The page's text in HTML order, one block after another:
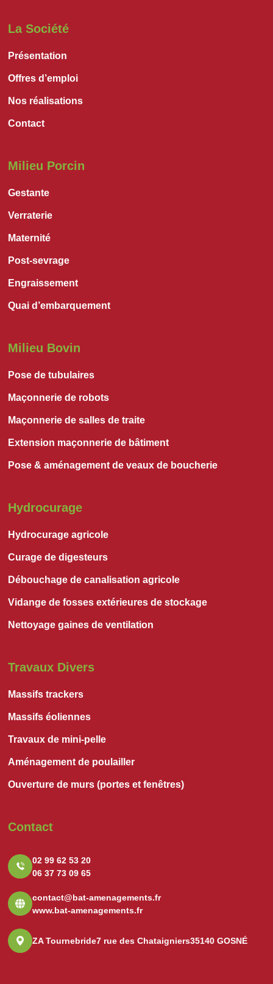
La Société
Présentation
Offres d’emploi
Nos réalisations
Contact
Milieu Porcin
Gestante
Verraterie
Maternité
Post-sevrage
Engraissement
Quai d’embarquement
Milieu Bovin
Pose de tubulaires
Maçonnerie de robots
Maçonnerie de salles de traite
Extension maçonnerie de bâtiment
Pose & aménagement de veaux de boucherie
Hydrocurage
Hydrocurage agricole
Curage de digesteurs
Débouchage de canalisation agricole
Vidange de fosses extérieures de stockage
Nettoyage gaines de ventilation
Travaux Divers
Massifs trackers
Massifs éoliennes
Travaux de mini-pelle
Aménagement de poulailler
Ouverture de murs (portes et fenêtres)
Contact
02 99 62 53 20
06 37 73 09 65
contact@bat-amenagements.fr
www.bat-amenagements.fr
ZA Tournebride7 rue des Chataigniers35140 GOSNÉ